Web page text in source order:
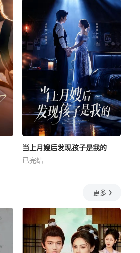
当上月嫂后发现孩子是我的
已完结
更多